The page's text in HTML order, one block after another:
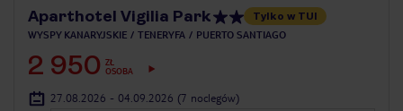
Aparthotel Vigilia Park Tylko w TUI
WYSPY KANARYJSKIE TENERYFA PUERTO SANTIAGO
2 950 ZŁ
OSOBA
27.08.2026 - 04.09.2026 (7 noclegów)